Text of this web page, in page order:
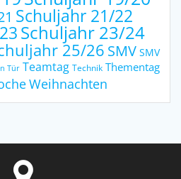
Schuljahr 21/22
Schuljahr 23/24
25/26 SMV SMV
Tür Teamtag Technik Thementag
Weihnachten